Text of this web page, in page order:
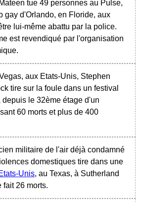
tue 49 personnes au Pulse,
gay d'Orlando, en Floride, aux
lui-même abattu par la police.
est revendiqué par l'organisation
aux Etats-Unis, Stephen
tire sur la foule dans un festival
le 32ème étage d'un
60 morts et plus de 400
militaire de l'air déjà condamné
domestiques tire dans une
Unis, au Texas, à Sutherland
fait 26 morts.